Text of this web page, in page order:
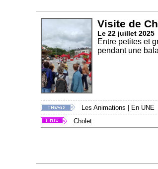
Visite de
Le 22 juillet 2025
Entre petites et
pendant une
Les Animations
En UNE
Cholet